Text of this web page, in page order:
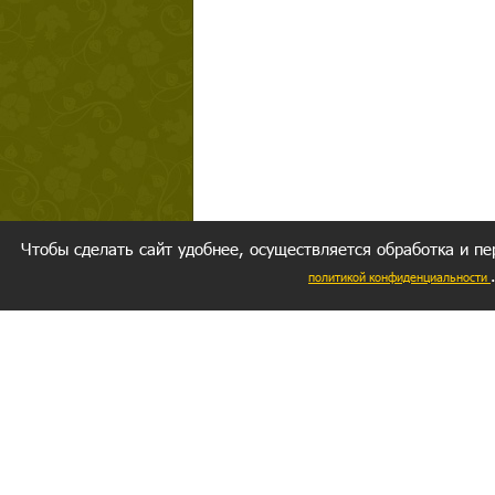
Чтобы сделать сайт удобнее, осуществляется обработка и
политикой конфиденциальности